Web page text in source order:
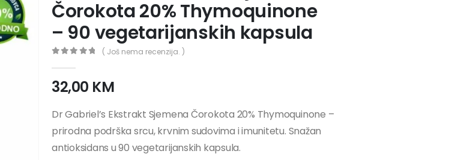
Čorokota 20% Thymoquinone
– 90 vegetarijanskih kapsula
( Još nema recenzija. )
32,00 KM
Dr Gabriel’s Ekstrakt Sjemena Čorokota 20% Thymoquinone –
prirodna podrška srcu, krvnim sudovima i imunitetu. Snažan
antioksidans u 90 vegetarijanskih kapsula.